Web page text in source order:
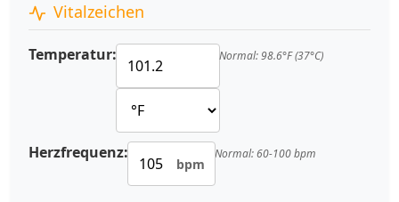
Vitalzeichen
Temperatur: Normal: 98.6°F (37°C)
Herzfrequenz:
bpm
Normal: 60-100 bpm